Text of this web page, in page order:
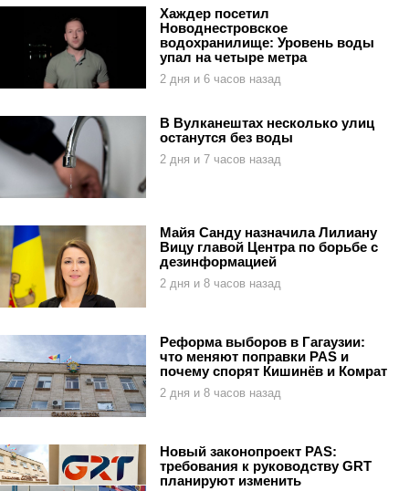
Хаждер посетил
Новоднестровское
водохранилище: Уровень воды
упал на четыре метра
2 дня и 6 часов назад
В Вулканештах несколько улиц
останутся без воды
2 дня и 7 часов назад
Майя Санду назначила Лилиану
Вицу главой Центра по борьбе с
дезинформацией
2 дня и 8 часов назад
Реформа выборов в Гагаузии:
что меняют поправки PAS и
почему спорят Кишинёв и Комрат
2 дня и 8 часов назад
Новый законопроект PAS:
требования к руководству GRT
планируют изменить